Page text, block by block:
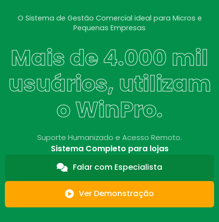
O Sistema de Gestão Comercial ideal para Micros e
Pequenas Empresas
Mais de 4.000 mil
usuários, utilizam
o WinPro.
Suporte Humanizado e Acesso Remoto.
Sistema Completo para lojas
Falar com Especialista
Ver Demonstração